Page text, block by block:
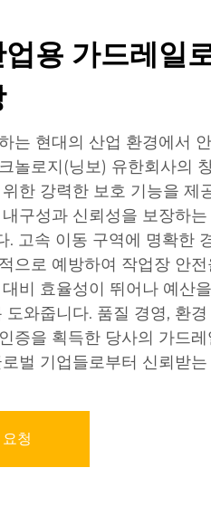
용 가드레일
는 현대의 산업 환경에서
놀로지(닝보) 유한회사의
한 강력한 보호 기능을 제
구성과 신뢰성을 보장하
. 고속 이동 구역에 명확한
으로 예방하여 작업장 안
비 효율성이 뛰어나 예산
도와줍니다. 품질 경영, 환
증을 획득한 당사의 가드
벌 기업들로부터 신뢰받
청